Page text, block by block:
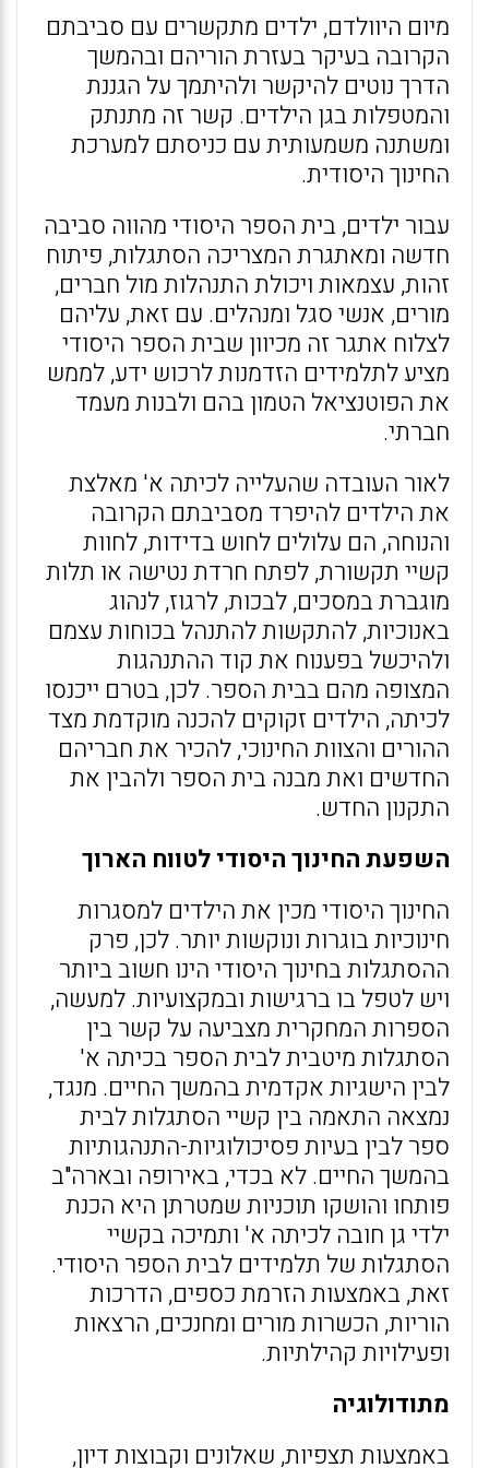
מיום היוולדם, ילדים מתקשרים עם סביבתם
הקרובה בעיקר בעזרת הוריהם ובהמשך
הדרך נוטים להיקשר ולהיתמך על הגננת
והמטפלות בגן הילדים. קשר זה מתנתק
ומשתנה משמעותית עם כניסתם למערכת
החינוך היסודית.
עבור ילדים, בית הספר היסודי מהווה סביבה
חדשה ומאתגרת המצריכה הסתגלות, פיתוח
זהות, עצמאות ויכולת התנהלות מול חברים,
מורים, אנשי סגל ומנהלים. עם זאת, עליהם
לצלוח אתגר זה מכיוון שבית הספר היסודי
מציע לתלמידים הזדמנות לרכוש ידע, לממש
את הפוטנציאל הטמון בהם ולבנות מעמד
חברתי.
לאור העובדה שהעלייה לכיתה א' מאלצת
את הילדים להיפרד מסביבתם הקרובה
והנוחה, הם עלולים לחוש בדידות, לחוות
קשיי תקשורת, לפתח חרדת נטישה או תלות
מוגברת במסכים, לבכות, לרגוז, לנהוג
באנוכיות, להתקשות להתנהל בכוחות עצמם
ולהיכשל בפענוח את קוד ההתנהגות
המצופה מהם בבית הספר. לכן, בטרם ייכנסו
לכיתה, הילדים זקוקים להכנה מוקדמת מצד
ההורים והצוות החינוכי, להכיר את חבריהם
החדשים ואת מבנה בית הספר ולהבין את
התקנון החדש.
השפעת החינוך היסודי לטווח הארוך
החינוך היסודי מכין את הילדים למסגרות
חינוכיות בוגרות ונוקשות יותר. לכן, פרק
ההסתגלות בחינוך היסודי הינו חשוב ביותר
ויש לטפל בו ברגישות ובמקצועיות. למעשה,
הספרות המחקרית מצביעה על קשר בין
הסתגלות מיטבית לבית הספר בכיתה א'
לבין הישגיות אקדמית בהמשך החיים. מנגד,
נמצאה התאמה בין קשיי הסתגלות לבית
ספר לבין בעיות פסיכולוגיות-התנהגותיות
בהמשך החיים. לא בכדי, באירופה ובארה"ב
פותחו והושקו תוכניות שמטרתן היא הכנת
ילדי גן חובה לכיתה א' ותמיכה בקשיי
הסתגלות של תלמידים לבית הספר היסודי.
זאת, באמצעות הזרמת כספים, הדרכות
הוריות, הכשרות מורים ומחנכים, הרצאות
ופעילויות קהילתיות.
מתודולוגיה
באמצעות תצפיות, שאלונים וקבוצות דיון,